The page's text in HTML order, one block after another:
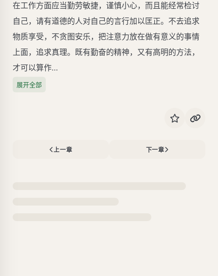
在工作方面应当勤劳敏捷，谨慎小心，而且能经常检讨
自己，请有道德的人对自己的言行加以匡正。不去追求
物质享受，不贪图安乐，把注意力放在做有意义的事情
上面，追求真理。既有勤奋的精神，又有高明的方法，
才可以算作…
展开全部
上一章 下一章